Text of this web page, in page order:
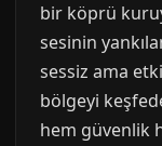
bir köprü
sesinin
sessiz ama
bölgeyi
hem güvenlik